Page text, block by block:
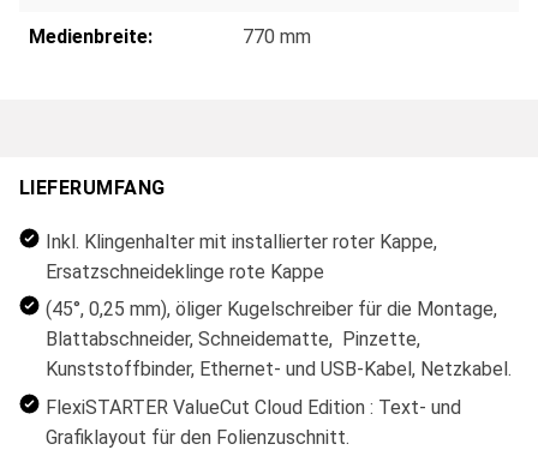
Medienbreite: 770 mm
LIEFERUMFANG
Inkl. Klingenhalter mit installierter roter Kappe,
Ersatzschneideklinge rote Kappe
(45°, 0,25 mm), öliger Kugelschreiber für die Montage,
Blattabschneider, Schneidematte, Pinzette,
Kunststoffbinder, Ethernet- und USB-Kabel, Netzkabel.
FlexiSTARTER ValueCut Cloud Edition : Text- und
Grafiklayout für den Folienzuschnitt.